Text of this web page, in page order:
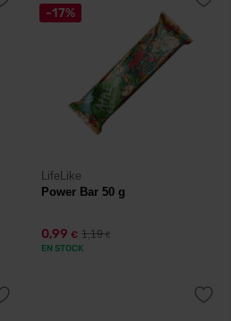
-17%
LifeLike
Power Bar 50 g
0,99 € 1,19€
EN STOCK